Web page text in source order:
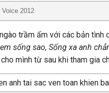
Voice 2012
trầm ấm với các bản tình
sống sao, Sống xa anh
mình từ sau khi tham gia